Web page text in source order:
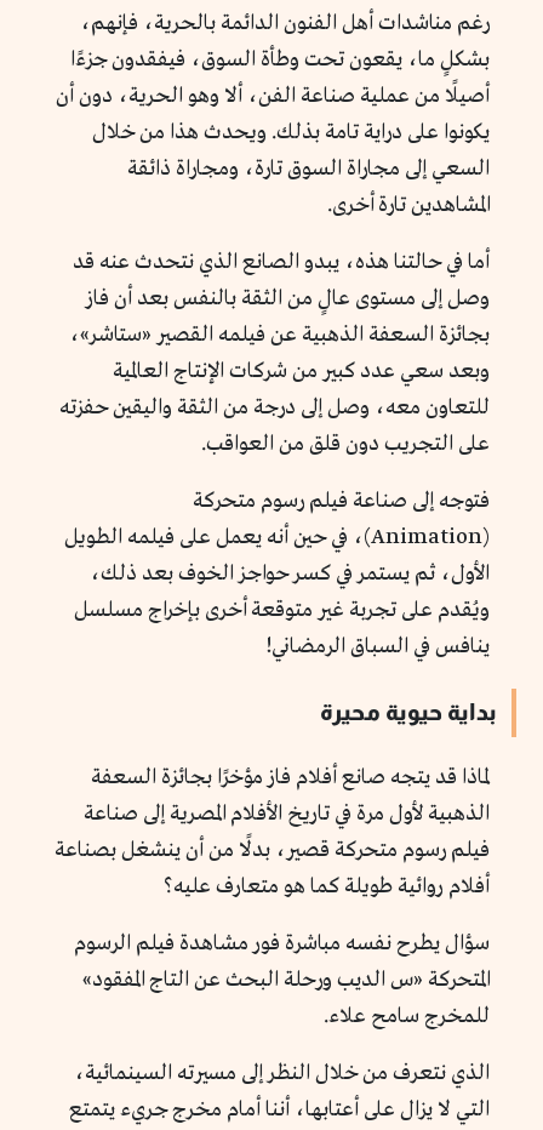
رغم مناشدات أهل الفنون الدائمة بالحرية، فإنهم،
بشكلٍ ما، يقعون تحت وطأة السوق، فيفقدون جزءًا
أصيلًا من عملية صناعة الفن، ألا وهو الحرية، دون أن
يكونوا على دراية تامة بذلك. ويحدث هذا من خلال
السعي إلى مجاراة السوق تارة، ومجاراة ذائقة
المشاهدين تارة أخرى.
أما في حالتنا هذه، يبدو الصانع الذي نتحدث عنه قد
وصل إلى مستوى عالٍ من الثقة بالنفس بعد أن فاز
بجائزة السعفة الذهبية عن فيلمه القصير «ستاشر»،
وبعد سعي عدد كبير من شركات الإنتاج العالمية
للتعاون معه، وصل إلى درجة من الثقة واليقين حفزته
على التجريب دون قلق من العواقب.
فتوجه إلى صناعة فيلم رسوم متحركة
(Animation)، في حين أنه يعمل على فيلمه الطويل
الأول، ثم يستمر في كسر حواجز الخوف بعد ذلك،
ويُقدم على تجربة غير متوقعة أخرى بإخراج مسلسل
ينافس في السباق الرمضاني!
بداية حيوية محيرة
لماذا قد يتجه صانع أفلام فاز مؤخرًا بجائزة السعفة
الذهبية لأول مرة في تاريخ الأفلام المصرية إلى صناعة
فيلم رسوم متحركة قصير، بدلًا من أن ينشغل بصناعة
أفلام روائية طويلة كما هو متعارف عليه؟
سؤال يطرح نفسه مباشرة فور مشاهدة فيلم الرسوم
المتحركة «س الديب ورحلة البحث عن التاج المفقود»
للمخرج سامح علاء.
الذي نتعرف من خلال النظر إلى مسيرته السينمائية،
التي لا يزال على أعتابها، أننا أمام مخرج جريء يتمتع